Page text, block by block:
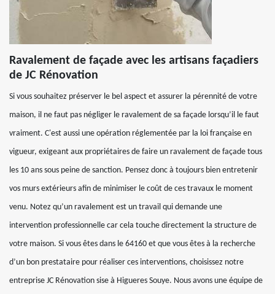
Ravalement de façade avec les artisans façadiers
de JC Rénovation
Si vous souhaitez préserver le bel aspect et assurer la pérennité de votre
maison, il ne faut pas négliger le ravalement de sa façade lorsqu’il le faut
vraiment. C'est aussi une opération réglementée par la loi française en
vigueur, exigeant aux propriétaires de faire un ravalement de façade tous
les 10 ans sous peine de sanction. Pensez donc à toujours bien entretenir
vos murs extérieurs afin de minimiser le coût de ces travaux le moment
venu. Notez qu’un ravalement est un travail qui demande une
intervention professionnelle car cela touche directement la structure de
votre maison. Si vous êtes dans le 64160 et que vous êtes à la recherche
d’un bon prestataire pour réaliser ces interventions, choisissez notre
entreprise JC Rénovation sise à Higueres Souye. Nous avons une équipe de